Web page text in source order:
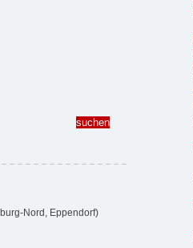
Nord, Eppendorf)